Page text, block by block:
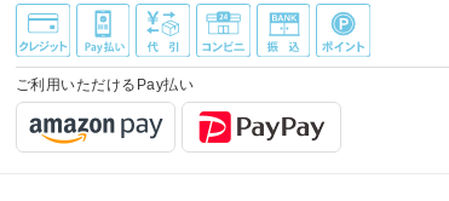
ご利用いただけるPay払い